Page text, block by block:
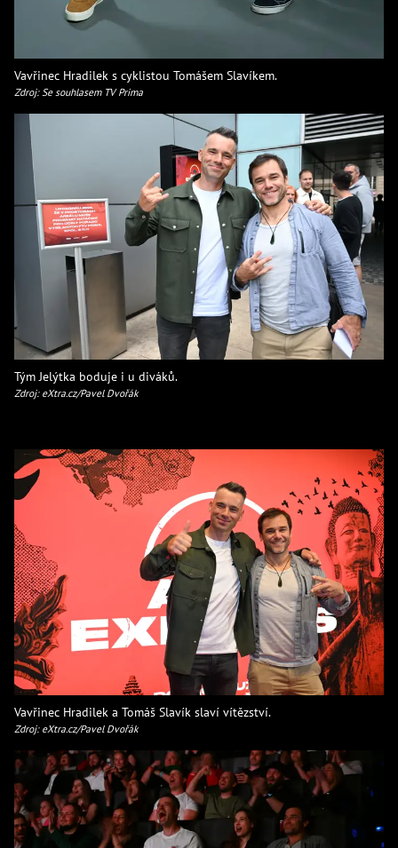
Vavřinec Hradilek s cyklistou Tomášem Slavíkem.
Zdroj: Se souhlasem TV Prima
Tým Jelýtka boduje i u diváků.
Zdroj: eXtra.cz/Pavel Dvořák
Vavřinec Hradilek a Tomáš Slavík slaví vítězství.
Zdroj: eXtra.cz/Pavel Dvořák